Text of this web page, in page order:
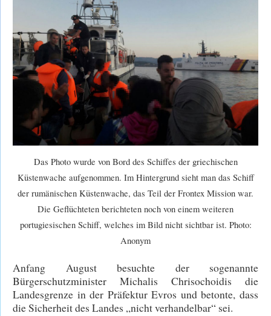
Das Photo wurde von Bord des Schiffes der griechischen
Küstenwache aufgenommen. Im Hintergrund sieht man das Schiff
der rumänischen Küstenwache, das Teil der Frontex Mission war.
Die Geflüchteten berichteten noch von einem weiteren
portugiesischen Schiff, welches im Bild nicht sichtbar ist. Photo:
Anonym
Anfang August besuchte der sogenannte
Bürgerschutzminister Michalis Chrisochoidis die
Landesgrenze in der Präfektur Evros und betonte, dass
die Sicherheit des Landes „nicht verhandelbar“ sei.